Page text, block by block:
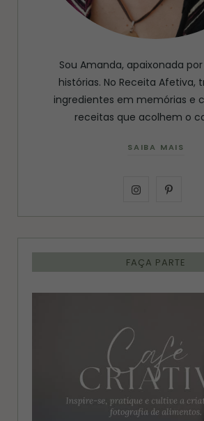
Sou Amanda, apaixonada
histórias. No Receita Afetiva,
ingredientes em memórias e
receitas que acolhem o
SAIBA MAIS
I
n
s
t
a
a
P
i
n
t
e
e
s
FAÇA PARTE